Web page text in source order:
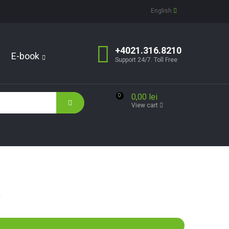
English
E-book
+4021.316.8210
Support 24/7. Toll Free
0 0,00 lei
View cart